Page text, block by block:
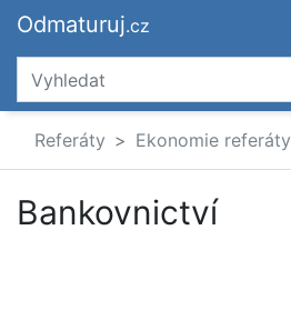
Odmaturuj.cz
Referáty Ekonomie referáty
Bankovnictví